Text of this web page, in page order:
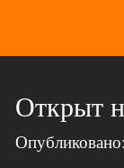
Открыт